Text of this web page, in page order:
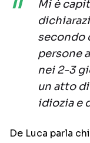
Mi è
secondo
persone
nei 2-3
un atto
idiozia e
De Luca parla